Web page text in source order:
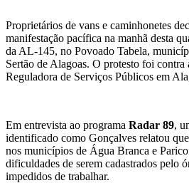
Proprietários de vans e caminhonetes
manifestação pacífica na manhã desta
da AL-145, no Povoado Tabela,
Sertão de Alagoas. O protesto foi contra
Reguladora de Serviços Públicos em
Em entrevista ao programa Radar 89,
identificado como Gonçalves relatou
nos municípios de Água Branca e
dificuldades de serem cadastrados pelo
impedidos de trabalhar.